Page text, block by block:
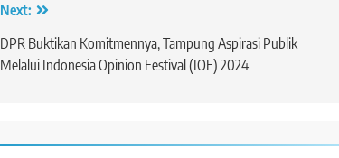
Next:
DPR Buktikan Komitmennya, Tampung Aspirasi Publik
Melalui Indonesia Opinion Festival (IOF) 2024